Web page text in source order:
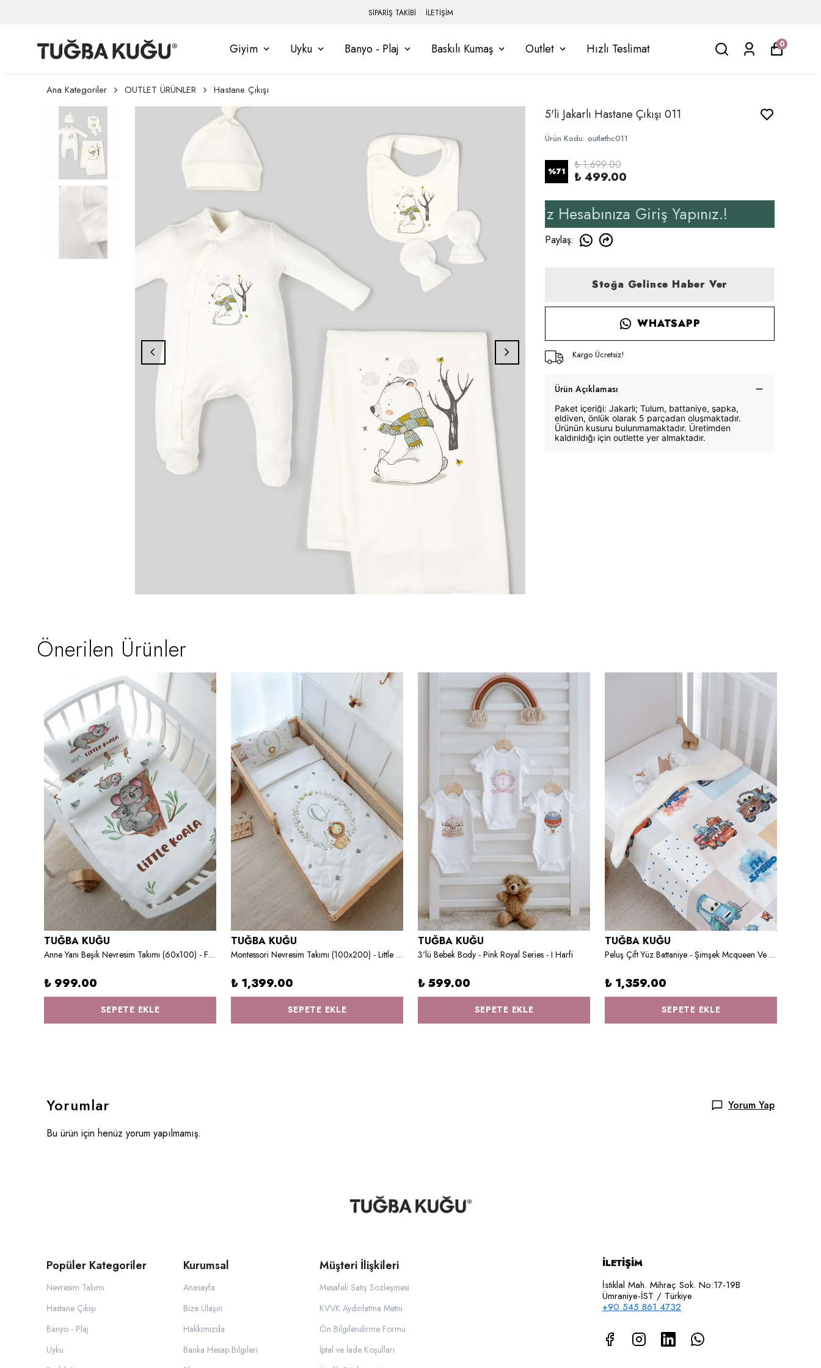
SİPARİŞ TAKİBİ İLETİŞİM
Giyim Uyku Banyo - Plaj Baskılı Kumaş Outlet Hızlı Teslimat 0
Ana Kategoriler OUTLET ÜRÜNLER Hastane Çıkışı
5'li Jakarlı Hastane Çıkışı 011
Ürün Kodu: outlethc011
%71 ₺ 1,699.00
₺ 499.00
Yararlanmak İçin Üyelik İşleminizi Tamamlayınız, Üye İseniz Hesabınıza Giriş Yapınız.!
Paylaş:
Stoğa Gelince Haber Ver
WHATSAPP
Kargo Ücretsiz!
Ürün Açıklaması
Paket içeriği: Jakarlı; Tulum, battaniye, şapka,
eldiven, önlük olarak 5 parçadan oluşmaktadır.
Ürünün kusuru bulunmamaktadır. Üretimden
kaldırıldığı için outlette yer almaktadır.
Önerilen Ürünler
TUĞBA KUĞU
Anne Yanı Beşik Nevresim Takımı (60x100) - For Baby Serisi - Anne ve Yavru Koala
₺ 999.00
SEPETE EKLE
TUĞBA KUĞU
Montessori Nevresim Takımı (100x200) - Little Lion Series - O Harfi
₺ 1,399.00
SEPETE EKLE
TUĞBA KUĞU
3'lü Bebek Body - Pink Royal Series - I Harfi
₺ 599.00
SEPETE EKLE
TUĞBA KUĞU
Peluş Çift Yüz Battaniye - Şimşek Mcqueen Ve Arkadaşları Pattern
₺ 1,359.00
SEPETE EKLE
Yorumlar
Yorum Yap
Bu ürün için henüz yorum yapılmamış.
Popüler Kategoriler
Nevresim Takımı
Hastane Çıkışı
Banyo - Plaj
Uyku
Kurumsal
Anasayfa
Bize Ulaşın
Hakkımızda
Banka Hesap Bilgileri
Müşteri İlişkileri
Mesafeli Satış Sözleşmesi
KVVK Aydınlatma Metni
Ön Bilgilendirme Formu
İptal ve İade Koşulları
İLETİŞİM
İstiklal Mah. Mihraç Sok. No:17-19B
Ümraniye-İST / Türkiye
+90 545 861 4732